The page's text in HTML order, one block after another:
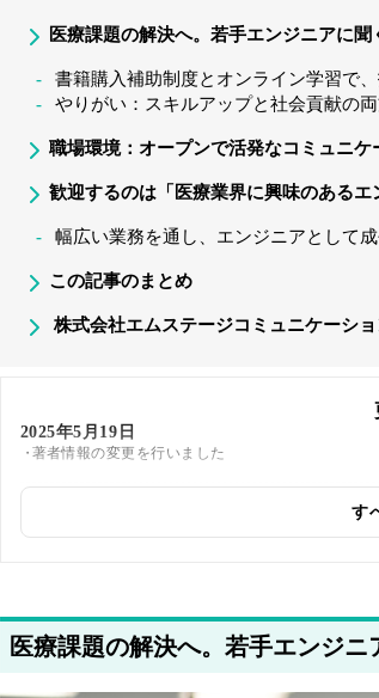
医療課題の解決へ。若手エンジニアに聞
書籍購入補助制度とオンライン学習で
やりがい：スキルアップと社会貢献の
職場環境：オープンで活発なコミュニケ
歓迎するのは「医療業界に興味のあるエ
幅広い業務を通し、エンジニアとして
この記事のまとめ
株式会社エムステージコミュニケーシ
2025年5月19日
著者情報の変更を行いました
タイトルを更新しました
関連企業の紹介を追加しました
す
医療課題の解決へ。若手エンジニ